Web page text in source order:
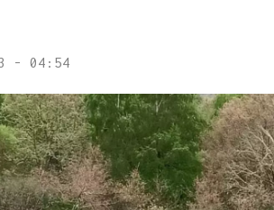
- 04:54